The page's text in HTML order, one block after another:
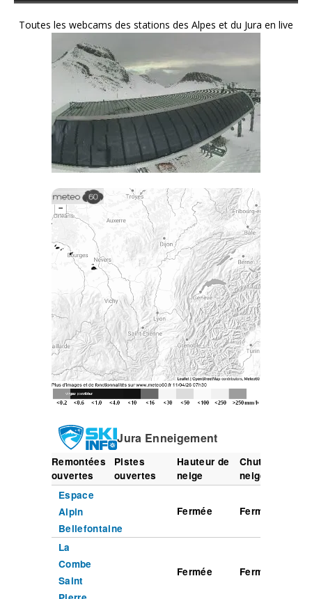
Toutes les webcams des stations des Alpes et du Jura en live